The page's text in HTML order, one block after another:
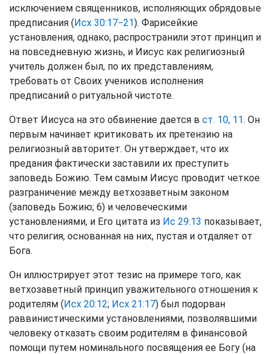
исключением священников, исполняющих обрядовые
предписания (Исх 30:17−21). Фарисейкие
установления, однако, распространили этот принцип и
на повседневную жизнь, и Иисус как религиозный
учитель должен был, по их представлениям,
требовать от Своих учеников исполнения
предписаний о ритуальной чистоте.
Ответ Иисуса на это обвинение дается в ст. 10, 11. Он
первым начинает критиковать их претензию на
религиозный авторитет. Он утверждает, что их
предания фактически заставили их преступить
заповедь Божию. Тем самым Иисус проводит четкое
разграничение между ветхозаветным законом
(заповедь Божию; 6) и человеческими
установлениями, и Его цитата из Ис 29:13 показывает,
что религия, основанная на них, пустая и отдаляет от
Бога.
Он иллюстрирует этот тезис на примере того, как
ветхозаветный принцип уважительного отношения к
родителям (Исх 20:12; Исх 21:17) был подорван
раввинистическими установлениями, позволявшими
человеку отказать своим родителям в финансовой
помощи путем номинального посвящения ее Богу (на